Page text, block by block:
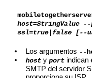
host=StringValue
ssl=true|false [--
• Los argumentos --
•
host yport indican
SMTP del servidor